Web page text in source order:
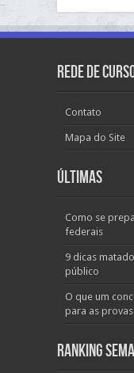
Rede de
Contato
Mapa do Site
Últimas
Como se
federais
9 dicas
público
O que um
para as provas
Ranking